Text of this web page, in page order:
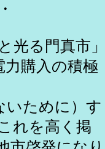
光る門真市
力購入の積極
ために）
れを高く掲